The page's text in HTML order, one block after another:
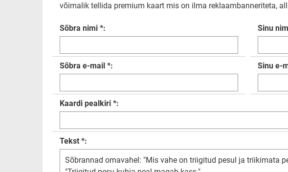
võimalik tellida premium kaart mis on ilma reklaambanneriteta,
Sõbra nimi *:
Sõbra e-mail *:
Sinu
Sinu e-
Kaardi pealkiri *:
Tekst *: